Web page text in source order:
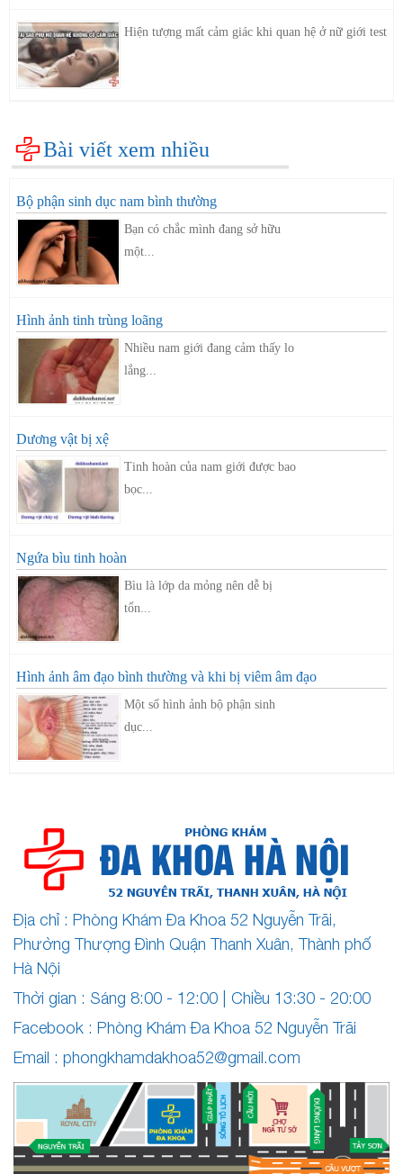
Hiện tượng mất cảm giác khi quan hệ ở nữ giới test
Bài viết xem nhiều
Bộ phận sinh dục nam bình thường
Bạn có chắc mình đang sở hữu
một...
Hình ảnh tinh trùng loãng
Nhiều nam giới đang cảm thấy lo
lắng...
Dương vật bị xệ
Tinh hoàn của nam giới được bao
bọc...
Ngứa bìu tinh hoàn
Bìu là lớp da mỏng nên dễ bị
tổn...
Hình ảnh âm đạo bình thường và khi bị viêm âm đạo
Một số hình ảnh bộ phận sinh
dục...
Địa chỉ : Phòng Khám Đa Khoa 52 Nguyễn Trãi,
Phường Thượng Đình Quận Thanh Xuân, Thành phố
Hà Nội
Thời gian : Sáng 8:00 - 12:00 | Chiều 13:30 - 20:00
Facebook : Phòng Khám Đa Khoa 52 Nguyễn Trãi
Email : phongkhamdakhoa52@gmail.com